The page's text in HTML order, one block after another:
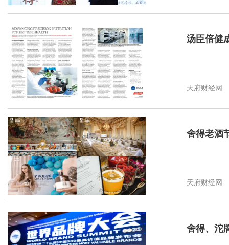
汤臣倍健
天府财经网
舍得老酒
天府财经网
舍得、沱